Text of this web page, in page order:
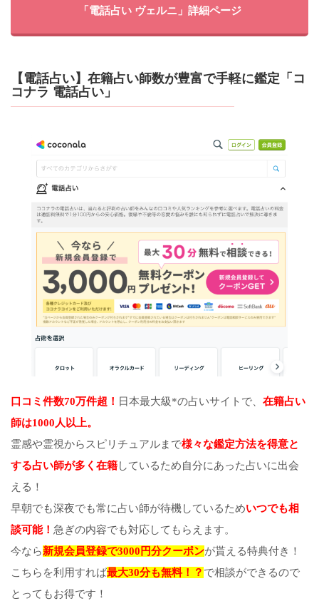
「電話占い ヴェルニ」詳細ページ
【電話占い】在籍占い師数が豊富で手軽に鑑定「コ
コナラ 電話占い」
口コミ件数70万件超！ 日本最大級*の占いサイトで、 在籍占い
師は1000人以上。
霊感や霊視からスピリチュアルまで様々な鑑定方法を得意と
する占い師が多く在籍しているため自分にあった占いに出会
える！
早朝でも深夜でも常に占い師が待機しているためいつでも相
談可能！ 急ぎの内容でも対応してもらえます。
今なら新規会員登録で3000円分クーポンが貰える特典付き！
こちらを利用すれば最大30分も無料！？ で相談ができるので
とってもお得です！